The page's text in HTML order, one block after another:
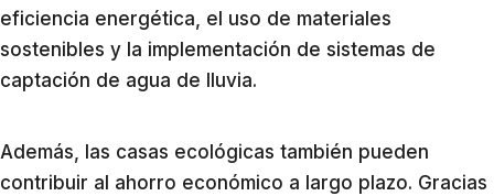
eficiencia energética, el uso de materiales
sostenibles y la implementación de sistemas de
captación de agua de lluvia.
Además, las casas ecológicas también pueden
contribuir al ahorro económico a largo plazo. Gracias